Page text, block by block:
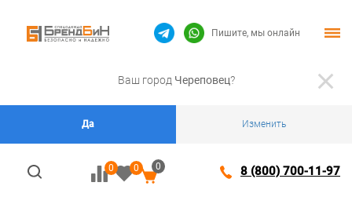
Ваш город Череповец?
Да Изменить
0 0 0 8 (800) 700-11-97
Пишите, мы онлайн